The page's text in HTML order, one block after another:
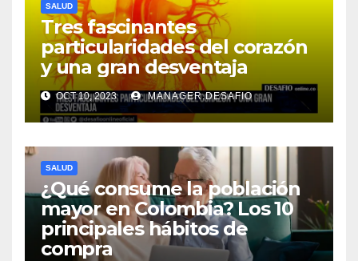
SALUD
Tres fascinantes
particularidades del corazón
y una gran desventaja
OCT 10, 2023 MANAGER.DESAFIO
SALUD
¿Qué consume la población
mayor en Colombia? Los 10
principales hábitos de
compra